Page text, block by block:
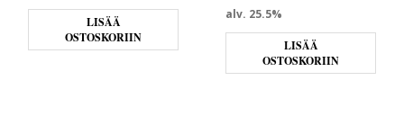
LISÄÄ
OSTOSKORIIN
alv. 25.5%
LISÄÄ
OSTOSKORIIN